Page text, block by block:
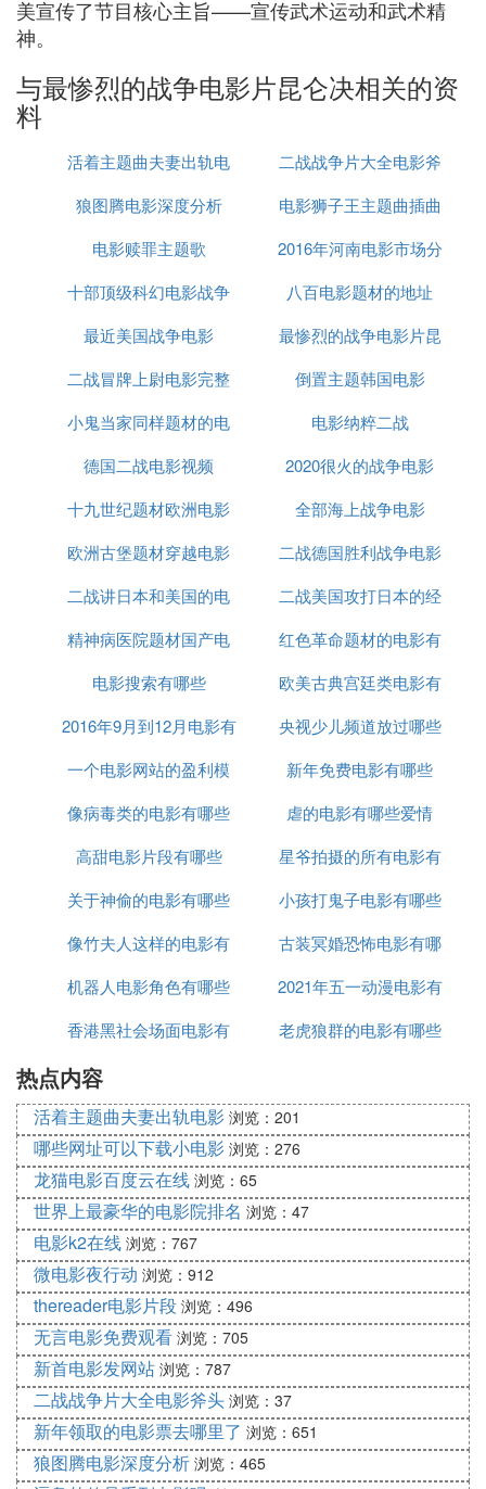
美宣传了节目核心主旨——宣传武术运动和武术精
神。
与最惨烈的战争电影片昆仑决相关的资
料
活着主题曲夫妻出轨电
影
二战战争片大全电影斧
头
狼图腾电影深度分析
电影狮子王主题曲插曲
片尾曲是什么
电影赎罪主题歌
2016年河南电影市场分
析
十部顶级科幻电影战争
八百电影题材的地址
最近美国战争电影
最惨烈的战争电影片昆
仑决
二战冒牌上尉电影完整
版
倒置主题韩国电影
小鬼当家同样题材的电
影
电影纳粹二战
德国二战电影视频
2020很火的战争电影
十九世纪题材欧洲电影
迅雷下载
全部海上战争电影
欧洲古堡题材穿越电影
二战德国胜利战争电影
二战讲日本和美国的电
影
二战美国攻打日本的经
典电影
精神病医院题材国产电
影
红色革命题材的电影有
电影搜索有哪些
欧美古典宫廷类电影有
哪些
2016年9月到12月电影有
哪些地方
央视少儿频道放过哪些
电影
一个电影网站的盈利模
式有哪些
新年免费电影有哪些
像病毒类的电影有哪些
虐的电影有哪些爱情
高甜电影片段有哪些
星爷拍摄的所有电影有
哪些
关于神偷的电影有哪些
小孩打鬼子电影有哪些
像竹夫人这样的电影有
哪些
古装冥婚恐怖电影有哪
些
机器人电影角色有哪些
2021年五一动漫电影有
哪些
香港黑社会场面电影有
老虎狼群的电影有哪些
热点内容
活着主题曲夫妻出轨电影 浏览：201
哪些网址可以下载小电影 浏览：276
龙猫电影百度云在线 浏览：65
世界上最豪华的电影院排名 浏览：47
电影k2在线 浏览：767
微电影夜行动 浏览：912
thereader电影片段 浏览：496
无言电影免费观看 浏览：705
新首电影发网站 浏览：787
二战战争片大全电影斧头 浏览：37
新年领取的电影票去哪里了 浏览：651
狼图腾电影深度分析 浏览：465